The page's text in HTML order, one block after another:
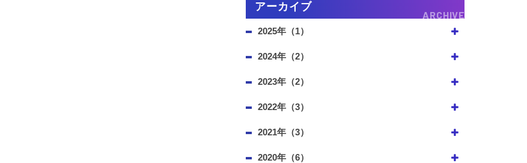
アーカイブ
ARCHIVE
2025年（1）
2024年（2）
2023年（2）
2022年（3）
2021年（3）
2020年（6）